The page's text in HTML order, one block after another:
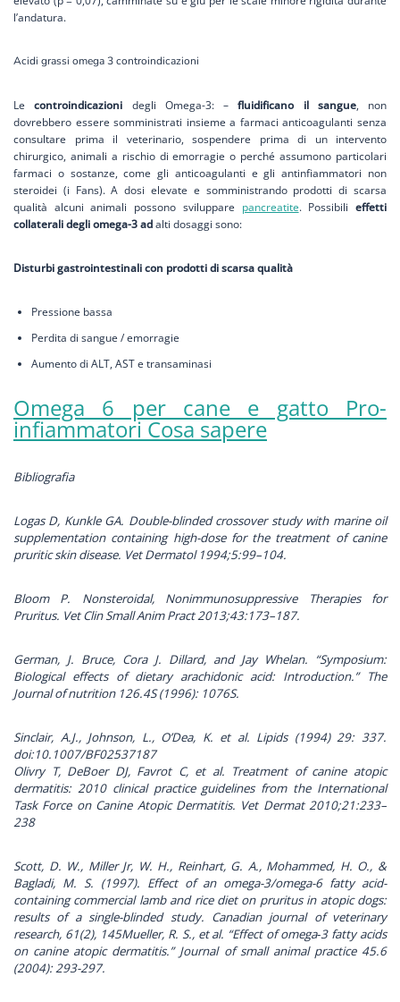
l’andatura.
Acidi grassi omega 3 controindicazioni
Lecontroindicazioni degli Omega-3: –fluidificano il sangue, non
dovrebbero essere somministrati insieme a farmaci anticoagulanti senza
consultare prima il veterinario, sospendere prima di un intervento
chirurgico, animali a rischio di emorragie o perché assumono particolari
farmaci o sostanze, come gli anticoagulanti e gli antinfiammatori non
steroidei (i Fans). A dosi elevate e somministrando prodotti di scarsa
qualità alcuni animali possono sviluppare pancreatite. Possibilieffetti
collaterali degli omega-3 adalti dosaggi sono:
Disturbi gastrointestinali con prodotti di scarsa qualità
Pressione bassa
Perdita di sangue / emorragie
Aumento di ALT, AST e transaminasi
Omega 6 per cane e gatto Pro-
infiammatori Cosa sapere
Bibliografia
Logas D, Kunkle GA. Double-blinded crossover study with marine oil
supplementation containing high-dose for the treatment of canine
pruritic skin disease. Vet Dermatol 1994;5:99–104.
Bloom P. Nonsteroidal, Nonimmunosuppressive Therapies for
Pruritus. Vet Clin Small Anim Pract 2013;43:173–187.
German, J. Bruce, Cora J. Dillard, and Jay Whelan. “Symposium:
Biological effects of dietary arachidonic acid: Introduction.” The
Journal of nutrition 126.4S (1996): 1076S.
Sinclair, A.J., Johnson, L., O’Dea, K. et al. Lipids (1994) 29: 337.
doi:10.1007/BF02537187
Olivry T, DeBoer DJ, Favrot C, et al. Treatment of canine atopic
dermatitis: 2010 clinical practice guidelines from the International
Task Force on Canine Atopic Dermatitis. Vet Dermat 2010;21:233–
238
Scott, D. W., Miller Jr, W. H., Reinhart, G. A., Mohammed, H. O., &
Bagladi, M. S. (1997). Effect of an omega-3/omega-6 fatty acid-
containing commercial lamb and rice diet on pruritus in atopic dogs:
results of a single-blinded study. Canadian journal of veterinary
research, 61(2), 145Mueller, R. S., et al. “Effect of omega‐3 fatty acids
on canine atopic dermatitis.” Journal of small animal practice 45.6
(2004): 293-297.